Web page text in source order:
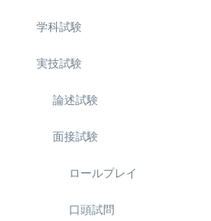
学科試験
実技試験
論述試験
面接試験
ロールプレイ
口頭試問